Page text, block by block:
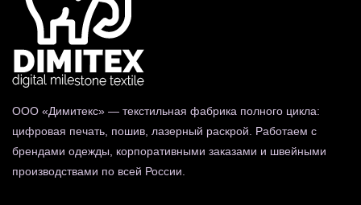
ООО «Димитекс» — текстильная фабрика полного цикла:
цифровая печать, пошив, лазерный раскрой. Работаем с
брендами одежды, корпоративными заказами и швейными
производствами по всей России.